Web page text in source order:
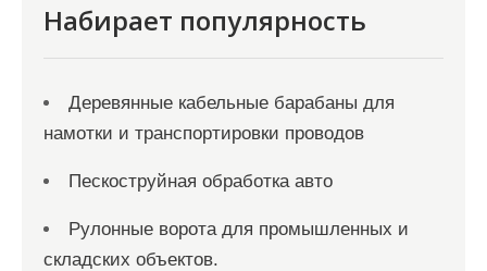
Набирает популярность
Деревянные кабельные барабаны для
намотки и транспортировки проводов
Пескоструйная обработка авто
Рулонные ворота для промышленных и
складских объектов.